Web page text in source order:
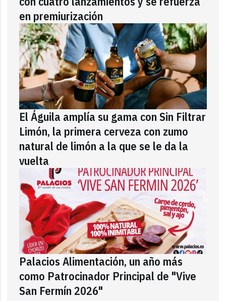
en premiurización
El Águila amplía su gama con Sin Filtrar
Limón, la primera cerveza con zumo
natural de limón a la que se le da la
vuelta
Palacios Alimentación, un año más
como Patrocinador Principal de "Vive
San Fermín 2026"